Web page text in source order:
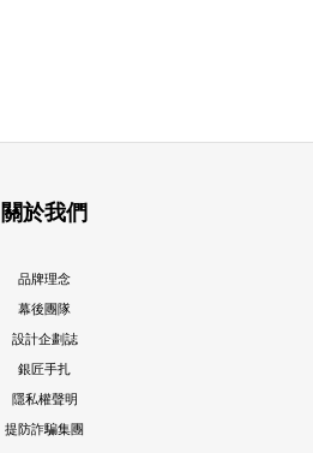
關於我們
品牌理念
幕後團隊
設計企劃誌
銀匠手扎
隱私權聲明
提防詐騙集團